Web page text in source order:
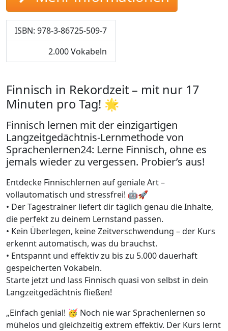
ISBN: 978-3-86725-509-7
2.000 Vokabeln
Finnisch in Rekordzeit – mit nur 17
Minuten pro Tag! 🌟
Finnisch lernen mit der einzigartigen
Langzeitgedächtnis-Lernmethode von
Sprachenlernen24: Lerne Finnisch, ohne es
jemals wieder zu vergessen. Probier’s aus!
Entdecke Finnischlernen auf geniale Art –
vollautomatisch und stressfrei! 🤖🚀
• Der Tagestrainer liefert dir täglich genau die Inhalte,
die perfekt zu deinem Lernstand passen.
• Kein Überlegen, keine Zeitverschwendung – der Kurs
erkennt automatisch, was du brauchst.
• Entspannt und effektiv zu bis zu 5.000 dauerhaft
gespeicherten Vokabeln.
Starte jetzt und lass Finnisch quasi von selbst in dein
Langzeitgedächtnis fließen!
„Einfach genial! 🥳 Noch nie war Sprachenlernen so
mühelos und gleichzeitig extrem effektiv. Der Kurs lernt